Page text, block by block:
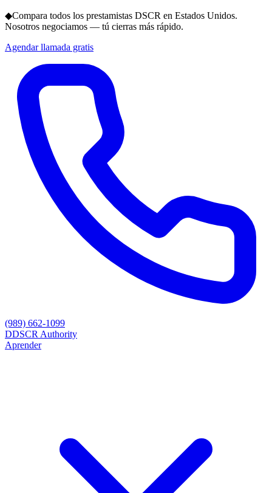
◆Compara todos los prestamistas DSCR en Estados Unidos.
Nosotros negociamos — tú cierras más rápido.
Agendar llamada gratis
(989) 662-1099
DDSCR Authority
Aprender